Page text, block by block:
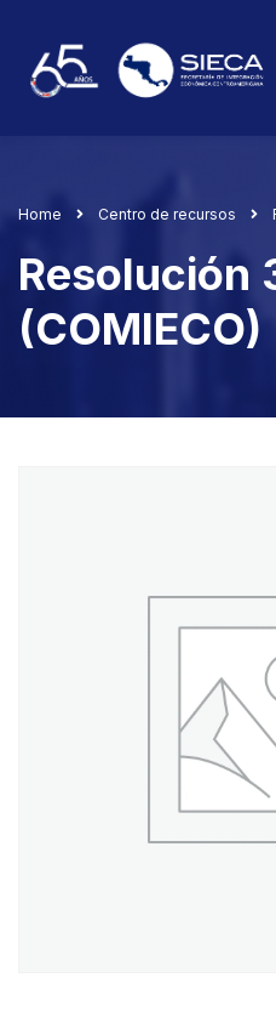
Home Centro de recursos
Resolución
(COMIECO)